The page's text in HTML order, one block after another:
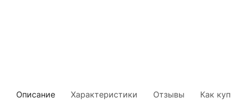
Описание Характеристики Отзывы Как